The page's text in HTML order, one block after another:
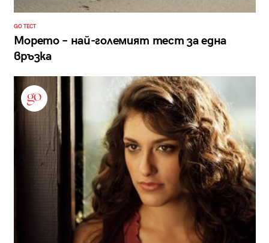
GO ТЕСТ
Морето – най-големият тест за една
връзка